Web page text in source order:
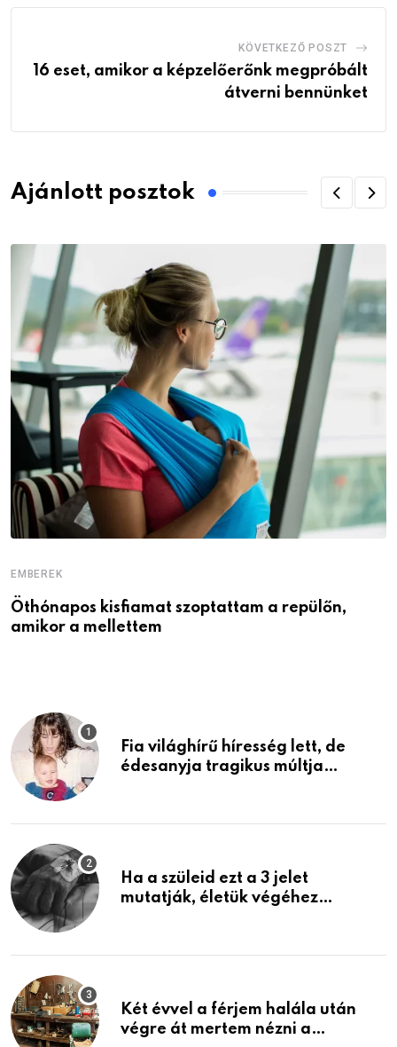
KÖVETKEZŐ POSZT
16 eset, amikor a képzelőerőnk megpróbált
átverni bennünket
Ajánlott posztok
EMBEREK
Öthónapos kisfiamat szoptattam a repülőn,
amikor a mellettem
Fia világhírű híresség lett, de
édesanyja tragikus múltja
Ha a szüleid ezt a 3 jelet
mutatják, életük végéhez
Két évvel a férjem halála után
végre át mertem nézni a